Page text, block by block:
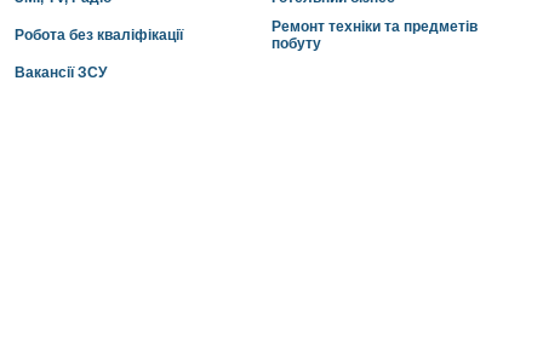
Робота без кваліфікації
Ремонт техніки та предметів
побуту
Вакансії ЗСУ